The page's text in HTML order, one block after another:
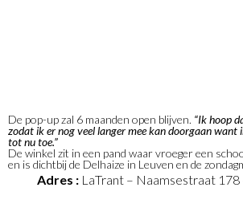
De pop-up zal 6 maanden open blijven. “Ik hoop
zodat ik er nog veel langer mee kan doorgaan want
tot nu toe.”
De winkel zit in een pand waar vroeger een
en is dichtbij de Delhaize in Leuven en de
Adres : LaTrant – Naamsestraat